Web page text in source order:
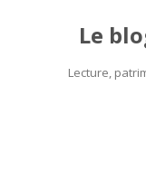
Le
Lecture,